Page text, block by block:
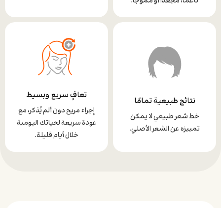
نتائج طبيعية تمامًا
خط شعر طبيعي لا يمكن
تمييزه عن الشعر الأصلي.
تعافٍ سريع وبسيط
إجراء مريح دون ألم يُذكر، مع
عودة سريعة لحياتك اليومية
خلال أيام قليلة.